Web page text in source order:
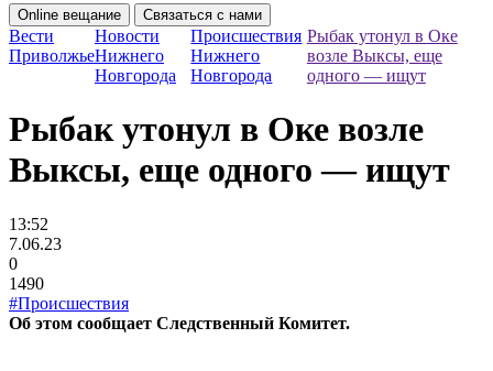
Online вещание Связаться с нами
Вести
Приволжье
Новости
Нижнего
Новгорода
Происшествия
Нижнего
Новгорода
Рыбак утонул в Оке
возле Выксы, еще
одного — ищут
Рыбак утонул в Оке возле
Выксы, еще одного — ищут
13:52
7.06.23
0
1490
#Происшествия
Об этом сообщает Следственный Комитет.